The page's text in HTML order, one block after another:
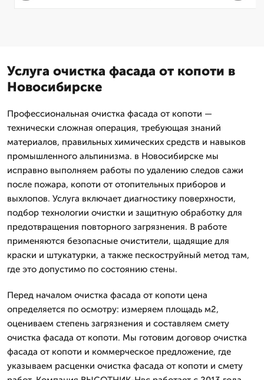
Услуга очистка фасада от копоти в
Новосибирске
Профессиональная очистка фасада от копоти —
технически сложная операция, требующая знаний
материалов, правильных химических средств и навыков
промышленного альпинизма. в Новосибирске мы
исправно выполняем работы по удалению следов сажи
после пожара, копоти от отопительных приборов и
выхлопов. Услуга включает диагностику поверхности,
подбор технологии очистки и защитную обработку для
предотвращения повторного загрязнения. В работе
применяются безопасные очистители, щадящие для
краски и штукатурки, а также пескоструйный метод там,
где это допустимо по состоянию стены.
Перед началом очистка фасада от копоти цена
определяется по осмотру: измеряем площадь м2,
оцениваем степень загрязнения и составляем смету
очистка фасада от копоти. Мы готовим договор очистка
фасада от копоти и коммерческое предложение, где
указываем расценки очистка фасада от копоти и смету